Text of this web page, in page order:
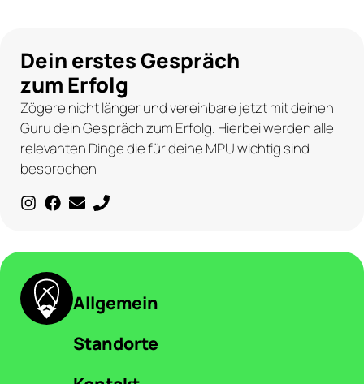
Dein erstes Gespräch
zum Erfolg
Zögere nicht länger und vereinbare jetzt mit deinen
Guru dein Gespräch zum Erfolg. Hierbei werden alle
relevanten Dinge die für deine MPU wichtig sind
besprochen
Allgemein
Standorte